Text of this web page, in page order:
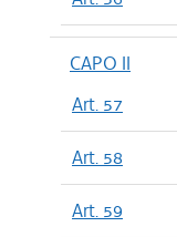
CAPO II
Art. 57
Art. 58
Art. 59